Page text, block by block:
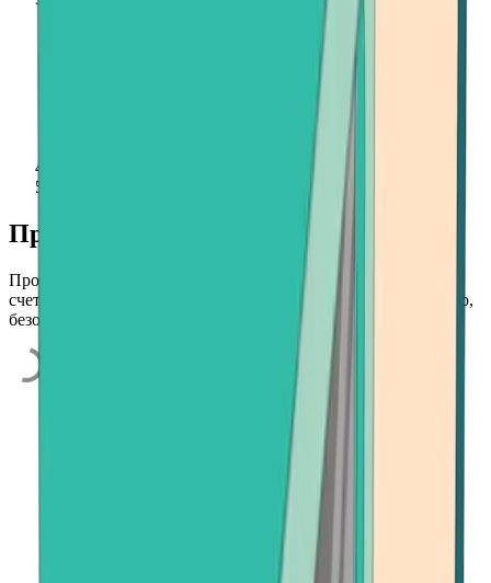
Продать Bitcoin (BTC) быстро и легко
Продайте Bitcoin и получите наличные на свой банковский
счет, кредитную карту или в платежное приложение. Быстро,
безопасно и без усилий.